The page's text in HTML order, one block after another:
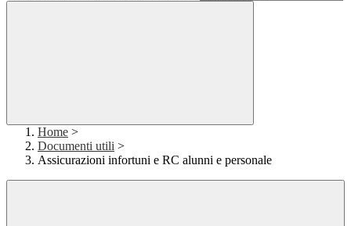
Home >
Documenti utili >
Assicurazioni infortuni e RC alunni e personale